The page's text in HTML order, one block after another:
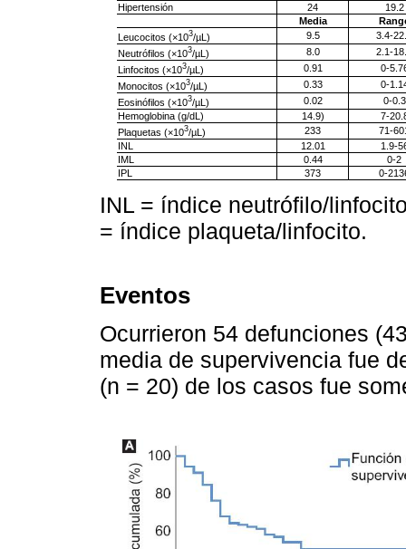
Hipertensión
24
19.2
Media
Leucocitos (×103/µL) 9.5
3.4-
Neutrófilos (×103/µL) 8.0
2.1-
Linfocitos (×103/µL) 0.91
0-
Monocitos (×103/µL) 0.33
0-
Eosinófilos (×103/µL) 0.02
0-0.3
Hemoglobina (g/dL)
14.9)
7-
Plaquetas (×103/µL) 233
71-
INL
12.01
1.9-
IML
0.44
0-2
IPL
373 0-
INL = índice neutrófilo/
= índice plaqueta/linfocito.
Eventos
Ocurrieron 54 defunciones
media de supervivencia fue
(n = 20) de los casos fue